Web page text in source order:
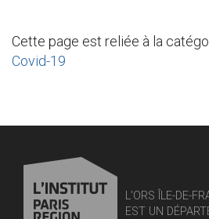
Cette page est reliée à la
Covid-19
L'ORS ÎLE-DE-
EST UN